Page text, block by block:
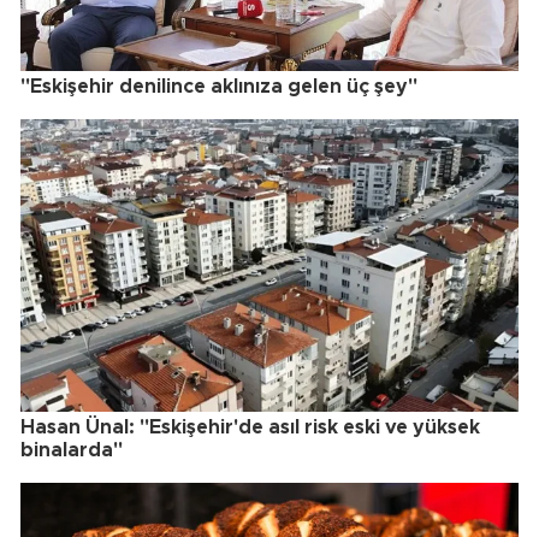
"Eskişehir denilince aklınıza gelen üç şey"
Hasan Ünal: "Eskişehir'de asıl risk eski ve yüksek
binalarda"